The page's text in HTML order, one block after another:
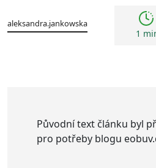
aleksandra.jankowska
1
Původní text článku byl
pro potřeby blogu